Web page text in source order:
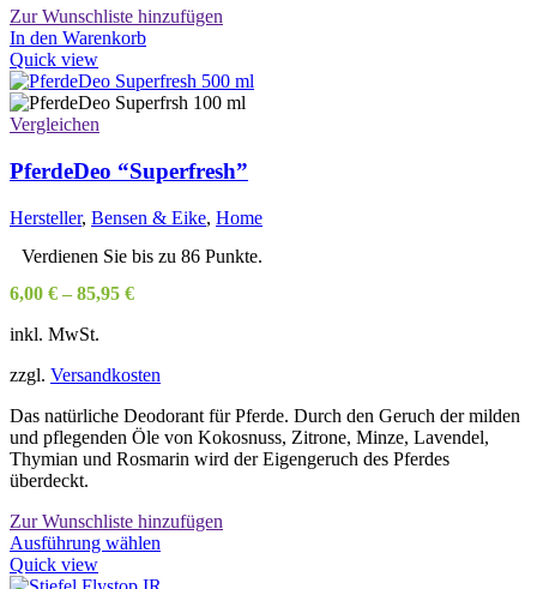
Zur Wunschliste hinzufügen
In den Warenkorb
Quick view
Vergleichen
PferdeDeo “Superfresh”
Hersteller, Bensen & Eike, Home
Verdienen Sie bis zu 86 Punkte.
6,00 € – 85,95 €
inkl. MwSt.
zzgl. Versandkosten
Das natürliche Deodorant für Pferde. Durch den Geruch der milden
und pflegenden Öle von Kokosnuss, Zitrone, Minze, Lavendel,
Thymian und Rosmarin wird der Eigengeruch des Pferdes
überdeckt.
Zur Wunschliste hinzufügen
Ausführung wählen
Quick view